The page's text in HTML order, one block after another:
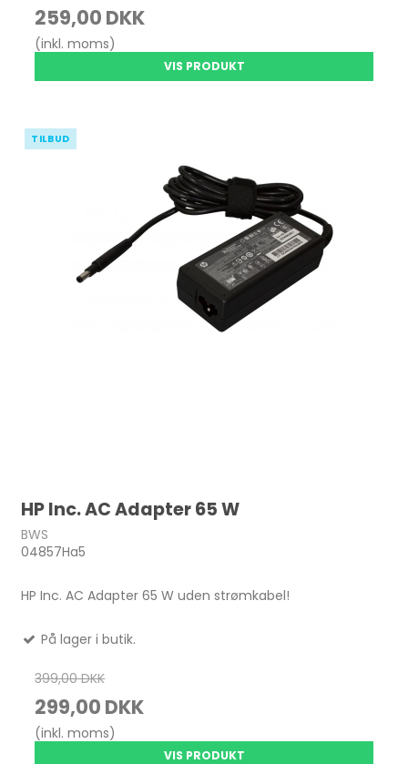
259,00 DKK
(inkl. moms)
VIS PRODUKT
TILBUD
HP Inc. AC Adapter 65 W
BWS
04857Ha5
HP Inc. AC Adapter 65 W uden strømkabel!
På lager i butik.
399,00 DKK
299,00 DKK
(inkl. moms)
VIS PRODUKT